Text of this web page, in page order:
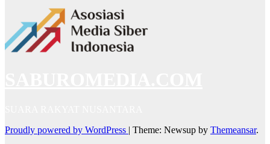
Proudly powered by WordPress | Theme: Newsup by Themeansar.